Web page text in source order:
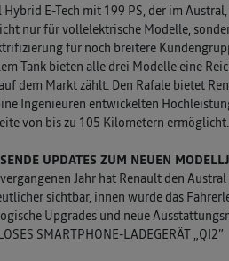
Hybrid E-Tech mit 199 PS, der im
nur für vollelektrische Modelle,
für noch breitere
Tank bieten alle drei Modelle eine
dem Markt zählt. Den Rafale bietet
Ingenieuren entwickelten
von bis zu 105 Kilometern ermöglicht.
UPDATES ZUM NEUEN
Jahr hat Renault den
sichtbar, innen wurde das
Upgrades und neue
SMARTPHONE-LADEGERÄT „QI2”